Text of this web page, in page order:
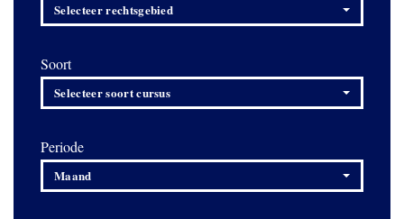
Selecteer rechtsgebied
Soort
Selecteer soort cursus
Periode
Maand